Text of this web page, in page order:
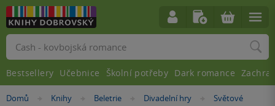
Nacházíte
Domů Knihy Beletrie Divadelní hry
Světové
Vyhledávání
Bestsellery Učebnice Školní potřeby Dark romance